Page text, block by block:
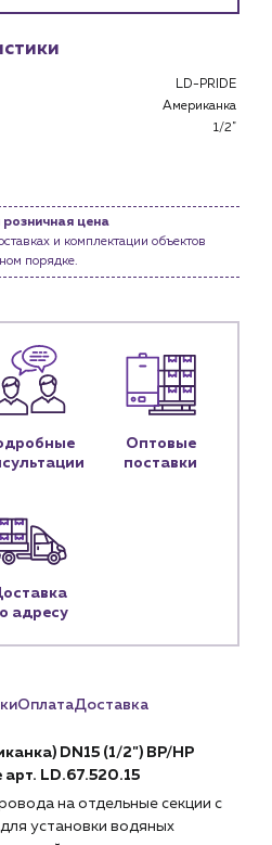
организациям
инженерных систем
Российская, 63
LD-PRIDE
Американка
1/2"
цена
и комплектации объектов
порядке.
Оптовые
поставки
адресу
ОплатаДоставка
DN15 (1/2") ВР/НР
арт. LD.67.520.15
на отдельные секции с
установки водяных